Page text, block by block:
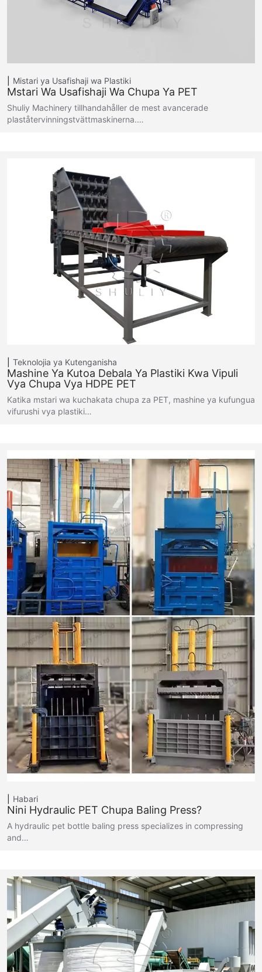
Mistari ya Usafishaji wa Plastiki
Mstari Wa Usafishaji Wa Chupa Ya PET
Shuliy Machinery tillhandahåller de mest avancerade
plaståtervinningstvättmaskinerna.…
Teknolojia ya Kutenganisha
Mashine Ya Kutoa Debala Ya Plastiki Kwa Vipuli
Vya Chupa Vya HDPE PET
Katika mstari wa kuchakata chupa za PET, mashine ya kufungua
vifurushi vya plastiki…
Habari
Nini Hydraulic PET Chupa Baling Press?
A hydraulic pet bottle baling press specializes in compressing
and…